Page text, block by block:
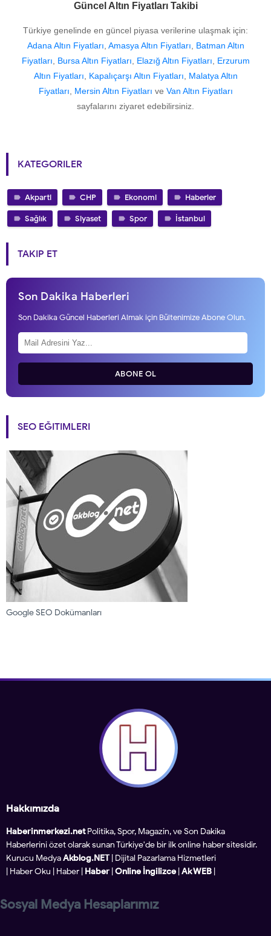
Güncel Altın Fiyatları Takibi
Türkiye genelinde en güncel piyasa verilerine ulaşmak için:
Adana Altın Fiyatları, Amasya Altın Fiyatları, Batman Altın
Fiyatları, Bursa Altın Fiyatları, Elazığ Altın Fiyatları, Erzurum
Altın Fiyatları, Kapalıçarşı Altın Fiyatları, Malatya Altın
Fiyatları, Mersin Altın Fiyatları ve Van Altın Fiyatları
sayfalarını ziyaret edebilirsiniz.
KATEGORILER
Akparti CHP Ekonomi Haberler
Sağlık Siyaset Spor İstanbul
TAKIP ET
Son Dakika Haberleri
Son Dakika Güncel Haberleri Almak için Bültenimize Abone Olun.
ABONE OL
SEO EĞITIMLERI
Google SEO Dokümanları
Hakkımızda
Haberinmerkezi.netPolitika, Spor, Magazin, ve Son Dakika
Haberlerini özet olarak sunan Türkiye'de bir ilk online haber sitesidir.
Kurucu MedyaAkblog.NET | Dijital Pazarlama Hizmetleri
Haber Oku Haber Haber Online İngilizce Ak WEB
Sosyal Medya Hesaplarımız